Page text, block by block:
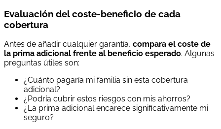
Evaluación del coste-beneficio de cada
cobertura
Antes de añadir cualquier garantía, compara el coste de
la prima adicional frente al beneficio esperado. Algunas
preguntas útiles son:
¿Cuánto pagaría mi familia sin esta cobertura
adicional?
¿Podría cubrir estos riesgos con mis ahorros?
¿La prima adicional encarece significativamente mi
seguro?